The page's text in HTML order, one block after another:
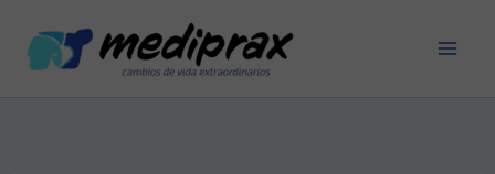
contenido